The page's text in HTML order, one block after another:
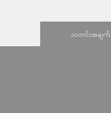
သတင်းအခ